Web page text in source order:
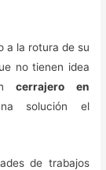
a la rotura de su
no tienen idea
cerrajero en
solución el
de trabajos